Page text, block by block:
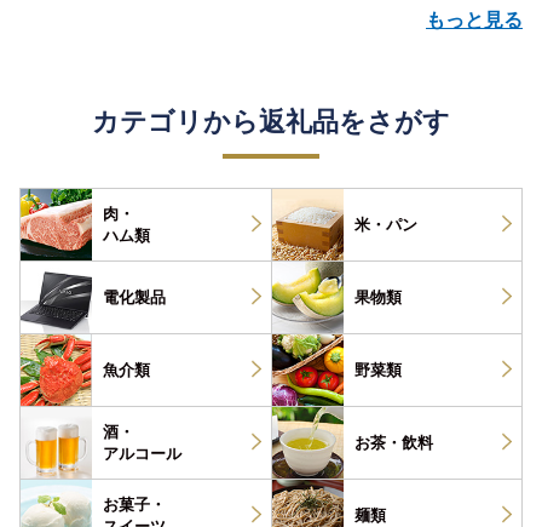
もっと見る
カテゴリから返礼品をさがす
肉・
ハム類
米・パン
電化製品 果物類
魚介類 野菜類
酒・
アルコール
お茶・ 飲料
お菓子・
麺類